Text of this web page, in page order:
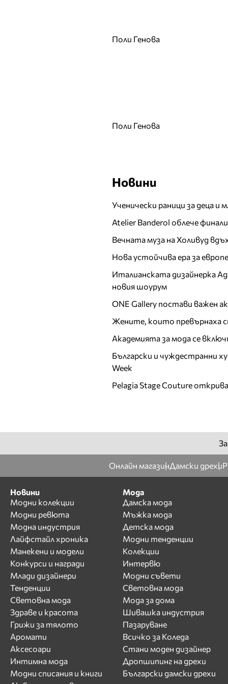
Поли Генова
Поли Генова
Новини
Ученически раници за деца и
Atelier Banderol облече
Вечната муза на Холивуд
Нова устойчива ера за
Италианската дизайнерка
новия шоурум
ONE Gallery постави важен
Жените, които превърнаха
Академията за мода се
Български и чуждестранни
Week
Pelagia Stage Couture
Мариана Попова
Мария Богданова
Мария Илиева
Мария Недкова
Мария Силвестър
Мартин Йорданов
Мартина Вачкова
Миглена
Дерменджиева - Меги
Дерм
Мика Стоичков
Милица
Милица Гладнишка
Мира Добрева
Мирослав Костадинов
- Миро
Онлайн магазинДамски дрехи
Новини
Модни колекции
Модни ревюта
Модна индустрия
Лайфстайл хроника
Манекени и модели
Конкурси и награди
Млади дизайнери
Тенденции
Световна мода
Здраве и красота
Грижи за тялото
Аромати
Аксесоари
Интимна мода
Модни списания и книги
Мода
Дамска мода
Мъжка мода
Детска мода
Модни тенденции
Колекции
Интервю
Модни съвети
Световна мода
Мода за дома
Шивашка индустрия
Пазаруване
Всичко за Коледа
Стани моден дизайнер
Дропшипинг на дрехи
Български дамски дрехи